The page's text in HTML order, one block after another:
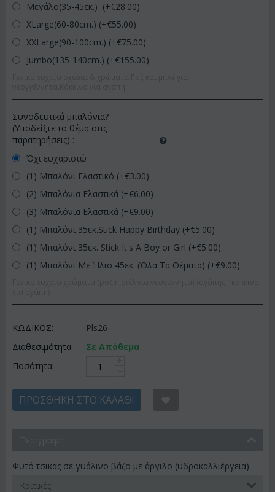
Μεγάλο(35-45εκ.) (+€28.00)
XLarge(60-80cm.) (+€55.00)
XXLarge(90-100cm.) (+€75.00)
Jumbo(135-140cm.) (+€155.00)
Συνοδευτικά μπαλόνια?
(Υποδείξτε το θέμα στις
παρατηρήσεις) :
Όχι ευχαριστώ
(1) Μπαλόνι Ελαστικό (+€3.00)
(2) Μπαλόνια Ελαστικά (+€6.00)
(3) Μπαλόνια Ελαστικά (+€9.00)
(1) Μπαλόνι 35εκ.Stick Happy Birthday (+€5.00)
(1) Μπαλόνι 35εκ. Stick It's A Boy or Girl (+€5.00)
(1) Μπαλόνι Με Ήλιο 45εκ. (Όλα Τα Θέματα) (+€9.00)
ΚΩΔΙΚΟΣ:
Pls26
Διαθεσιμότητα:
Σε Απόθεμα
Ποσότητα:
ΠΡΟΣΘΉΚΗ ΣΤΟ ΚΑΛΆΘΙ
Φυτό τσικας σε γυάλινο βάζο με άργιλο (υδροκαλλιέργεια).
Κριτικές